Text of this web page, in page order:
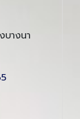
บางนา